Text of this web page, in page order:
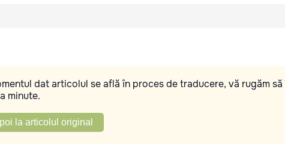
dat articolul se află în proces de traducere, vă rugăm
minute.
la articolul original